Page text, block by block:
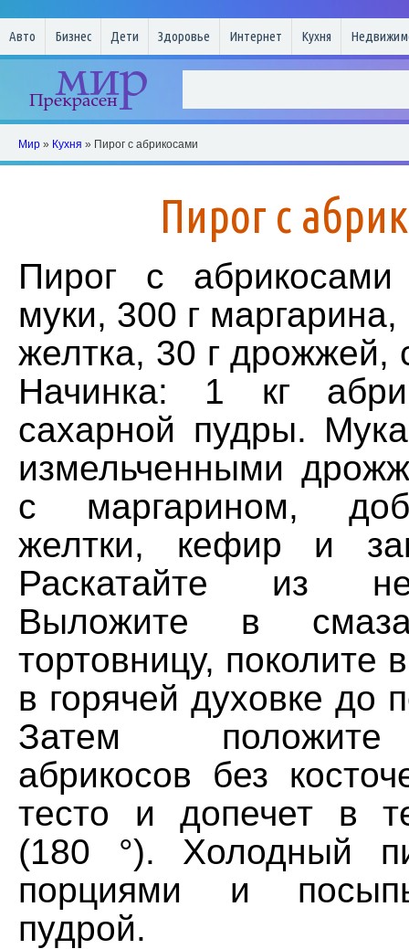
Авто Бизнес Дети Здоровье Интернет Кухня
Мир » Кухня » Пирог с абрикосами
Пирог с
Пирог с
муки, 300 г
желтка, 30 г дрожжей,
Начинка: 1 кг
сахарной пудры.
измельченными
с маргарином,
желтки, кефир и
Раскатайте из
Выложите в
тортовницу, поколите
в горячей духовке до
Затем положите
абрикосов без
тесто и допечет в
(180 °). Холодный
порциями и
пудрой.